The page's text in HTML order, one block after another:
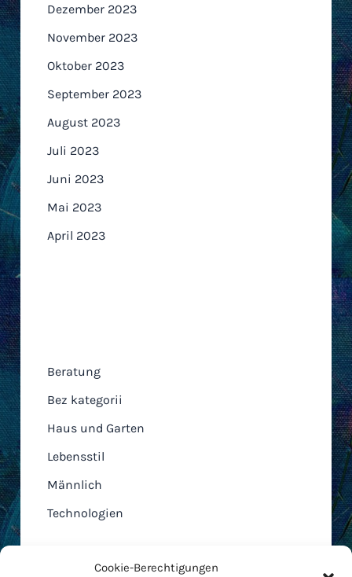
Cookie-Berechtigungen
Dezember 2023
November 2023
Oktober 2023
September 2023
August 2023
Juli 2023
Juni 2023
Mai 2023
April 2023
Beratung
Bez kategorii
Haus und Garten
Lebensstil
Männlich
Technologien